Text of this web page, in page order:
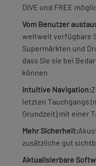
DIVE und FREE
Vom Benutzer
weltweit verfügbare
Supermärkten und
dass Sie sie bei
können
Intuitive Navigation:
letzten Tauchgangs
Grundzeit) mit einer
Mehr Sicherheit:
zusätzliche gut
Aktualisierbare